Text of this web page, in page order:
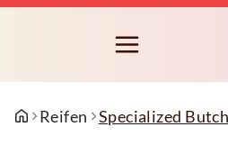
Reifen Specialized